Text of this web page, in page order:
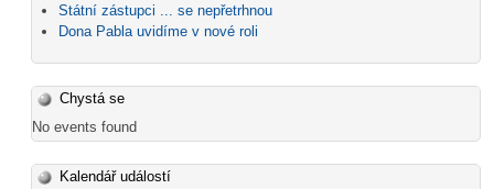
Státní zástupci ... se nepřetrhnou
Dona Pabla uvidíme v nové roli
Chystá se
No events found
Kalendář událostí